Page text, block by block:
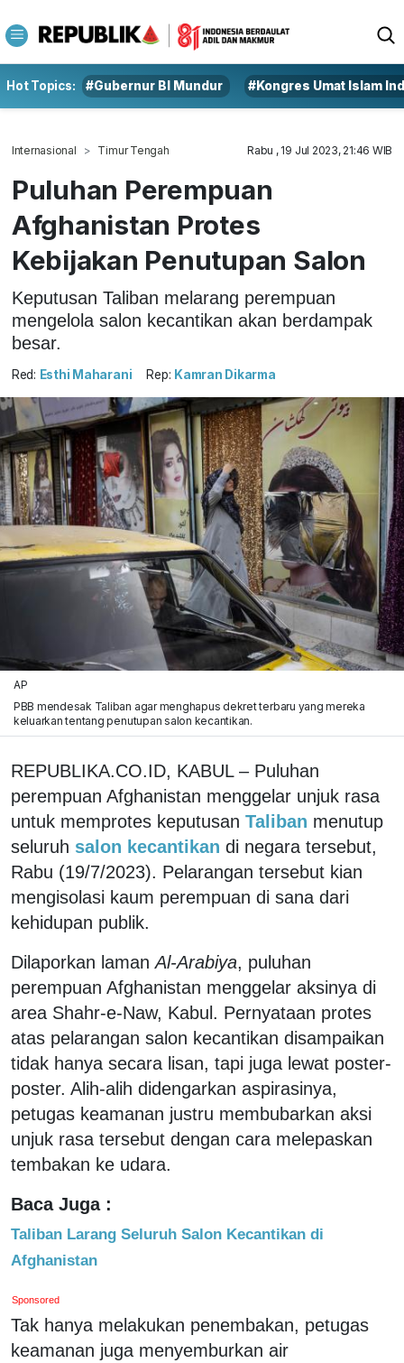
Hot Topics: #Gubernur BI Mundur #Kongres Umat Islam
Internasional Timur Tengah Rabu , 19 Jul 2023, 21:46 WIB
Puluhan Perempuan
Afghanistan Protes
Kebijakan Penutupan Salon
Keputusan Taliban melarang perempuan
mengelola salon kecantikan akan berdampak
besar.
Red: Esthi Maharani Rep: Kamran Dikarma
AP
PBB mendesak Taliban agar menghapus dekret terbaru yang mereka
keluarkan tentang penutupan salon kecantikan.
REPUBLIKA.CO.ID, KABUL – Puluhan
perempuan Afghanistan menggelar unjuk rasa
untuk memprotes keputusan Taliban menutup
seluruh salon kecantikan di negara tersebut,
Rabu (19/7/2023). Pelarangan tersebut kian
mengisolasi kaum perempuan di sana dari
kehidupan publik.
Dilaporkan lamanAl-Arabiya, puluhan
perempuan Afghanistan menggelar aksinya di
area Shahr-e-Naw, Kabul. Pernyataan protes
atas pelarangan salon kecantikan disampaikan
tidak hanya secara lisan, tapi juga lewat poster-
poster. Alih-alih didengarkan aspirasinya,
petugas keamanan justru membubarkan aksi
unjuk rasa tersebut dengan cara melepaskan
tembakan ke udara.
Baca Juga :
Taliban Larang Seluruh Salon Kecantikan di
Afghanistan
Sponsored
Tak hanya melakukan penembakan, petugas
keamanan juga menyemburkan air